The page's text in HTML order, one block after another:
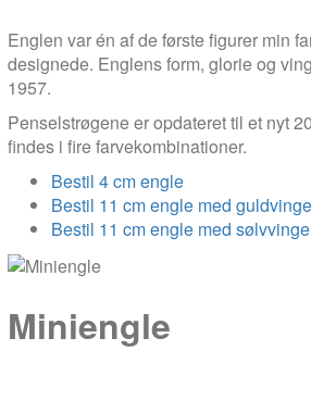
Englen var én af de første figurer min
designede. Englens form, glorie og
1957.
Penselstrøgene er opdateret til et nyt
findes i fire farvekombinationer.
Bestil 4 cm engle
Bestil 11 cm engle med
Bestil 11 cm engle med
Miniengle